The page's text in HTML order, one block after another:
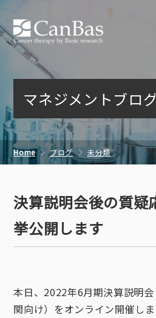
マネジメントブロ
Home ブログ 未分類
決算説明会後の質疑
挙公開します
本日、2022年6月期決算説明
関向け）をオンライン開催しま